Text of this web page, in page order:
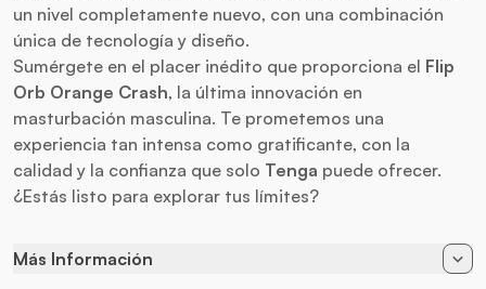
un nivel completamente nuevo, con una combinación
única de tecnología y diseño.
Sumérgete en el placer inédito que proporciona el Flip
Orb Orange Crash, la última innovación en
masturbación masculina. Te prometemos una
experiencia tan intensa como gratificante, con la
calidad y la confianza que solo Tenga puede ofrecer.
¿Estás listo para explorar tus límites?
Más Información